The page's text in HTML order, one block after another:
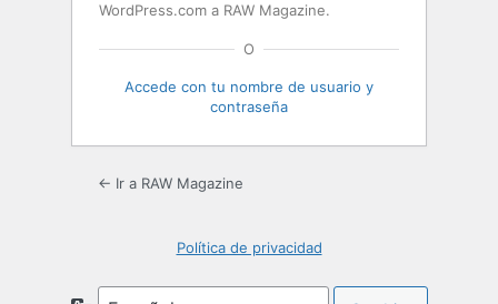
WordPress.com a RAW Magazine.
O
Accede con tu nombre de usuario y
contraseña
← Ir a RAW Magazine
Política de privacidad